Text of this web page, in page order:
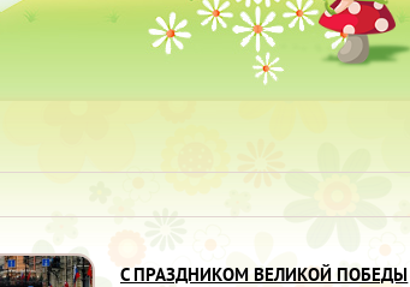
С ПРАЗДНИКОМ ВЕЛИКОЙ ПОБЕДЫ